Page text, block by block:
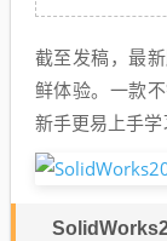
截至发稿，最
鲜体验。一款
新手更易上手学